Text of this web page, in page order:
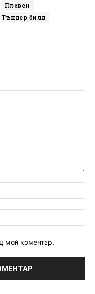
Плевен
Тъндер билд
мой коментар.